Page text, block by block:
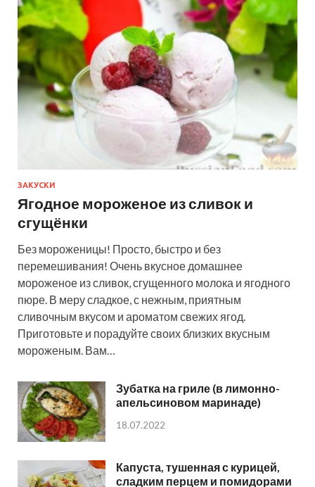
ЗАКУСКИ
Ягодное мороженое из сливок и
сгущёнки
Без мороженицы! Просто, быстро и без
перемешивания! Очень вкусное домашнее
мороженое из сливок, сгущенного молока и ягодного
пюре. В меру сладкое, с нежным, приятным
сливочным вкусом и ароматом свежих ягод.
Приготовьте и порадуйте своих близких вкусным
мороженым. Вам…
Зубатка на гриле (в лимонно-
апельсиновом маринаде)
18.07.2022
Капуста, тушенная с курицей,
сладким перцем и помидорами